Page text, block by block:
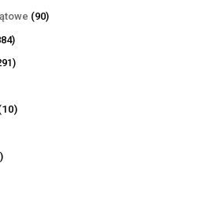
produkty
9090
1884
produkty
291
1010
24